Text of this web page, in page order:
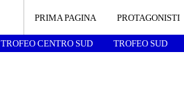
PRIMA PAGINA PROTAGONISTI
TROFEO CENTRO SUD TROFEO SUD